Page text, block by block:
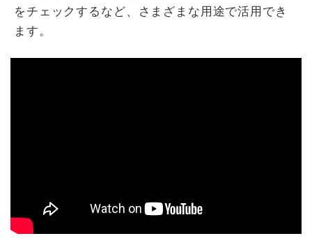
をチェックするなど、さまざまな用途で活用でき
ます。